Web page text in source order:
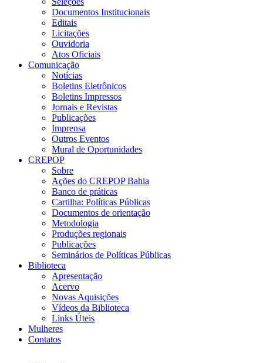
Documentos Institucionais
Editais
Licitações
Ouvidoria
Atos Oficiais
Comunicação
Notícias
Boletins Eletrônicos
Boletins Impressos
Jornais e Revistas
Publicações
Imprensa
Outros Eventos
Mural de Oportunidades
CREPOP
Sobre
Ações do CREPOP Bahia
Banco de práticas
Cartilha: Políticas Públicas
Documentos de orientação
Metodologia
Produções regionais
Publicações
Seminários de Políticas Públicas
Biblioteca
Apresentação
Acervo
Novas Aquisições
Vídeos da Biblioteca
Links Úteis
Mulheres
Contatos